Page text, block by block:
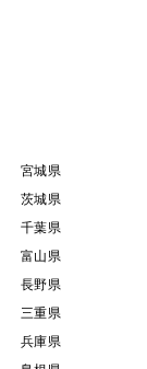
宮城県
茨城県
千葉県
富山県
長野県
三重県
兵庫県